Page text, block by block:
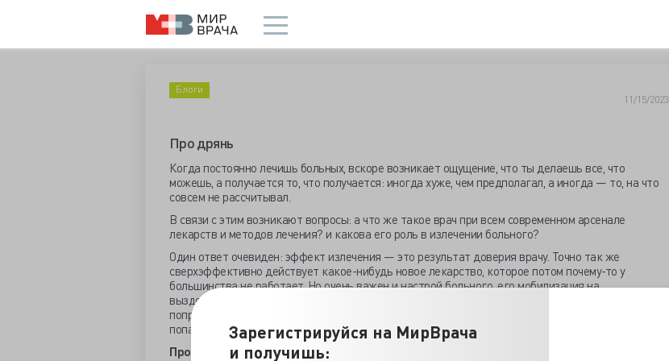
Зарегистрируйся на МирВрача
и получишь:
Блоги
11/15/2023
Про дрянь
Когда постоянно лечишь больных, вскоре возникает ощущение, что ты делаешь все, что
можешь, а получается то, что получается: иногда хуже, чем предполагал, а иногда — то, на что
совсем не рассчитывал.
В связи с этим возникают вопросы: а что же такое врач при всем современном арсенале
лекарств и методов лечения? и какова его роль в излечении больного?
Один ответ очевиден: эффект излечения — это результат доверия врачу. Точно так же
сверхэффективно действует какое-нибудь новое лекарство, которое потом почему-то у
большинства не работает. Но очень важен и настрой больного, его мобилизация на
выздоровление. Большую роль в этом играет создание ритуалов в процессе лечения. Я
попробую раскрыть эту мысль на примере больных с заболеваниями суставов, которые
попадали ко мне в палату.
Про дрянь